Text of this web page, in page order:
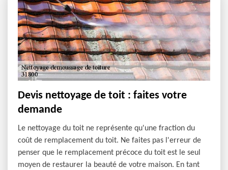
Devis nettoyage de toit : faites votre
demande
Le nettoyage du toit ne représente qu'une fraction du
coût de remplacement du toit. Ne faites pas l'erreur de
penser que le remplacement précoce du toit est le seul
moyen de restaurer la beauté de votre maison. En tant